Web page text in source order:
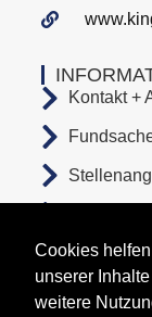
Cookies
unserer
weitere
Kontakt +